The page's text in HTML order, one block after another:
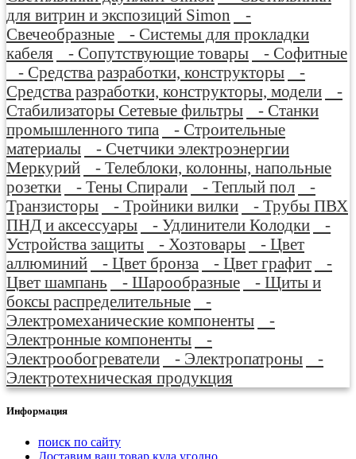
для витрин и экспозиций Simon
-
Свечеобразные
- Системы для прокладки
кабеля
- Сопутствующие товары
- Софитные
- Средства разработки, конструкторы
-
Средства разработки, конструкторы, модели
-
Стабилизаторы Сетевые фильтры
- Станки
промышленного типа
- Строительные
материалы
- Счетчики электроэнергии
Меркурий
- Телеблоки, колонны, напольные
розетки
- Тены Спирали - Теплый пол
-
Транзисторы
- Тройники вилки
- Трубы ПВХ
ПНД и аксессуары
- Удлинители Колодки
-
Устройства защиты
- Хозтовары
- Цвет
аллюминий
- Цвет бронза - Цвет графит
-
Цвет шампань
- Шарообразные
- Щиты и
боксы распределительные
-
Электромеханические компоненты
-
Электронные компоненты
-
Электрообогреватели
- Электропатроны
-
Электротехническая продукция
Информация
поиск по сайту
Доставим ваш товар куда угодно